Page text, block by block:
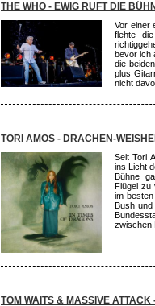
THE WHO - EWIG RUFT DIE
Vor einer
flehte
bevor ich
die
plus
nicht
TORI AMOS - DRACHEN-
Seit Tori
ins Licht
Bühne
Flügel zu
im
Bush und
zwischen
TOM WAITS & MASSIVE